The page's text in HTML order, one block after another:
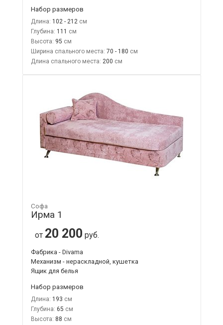
Набор размеров
Длина: 102 - 212
Глубина: 111
Высота: 95
Ширина спального места: 70 - 180
Длина спального места: 200
Софа
Ирма 1
от 20 200 руб.
Фабрика - Divama
Механизм - нераскладной, кушетка
Ящик для белья
Набор размеров
Длина: 193
Глубина: 65
Высота: 88